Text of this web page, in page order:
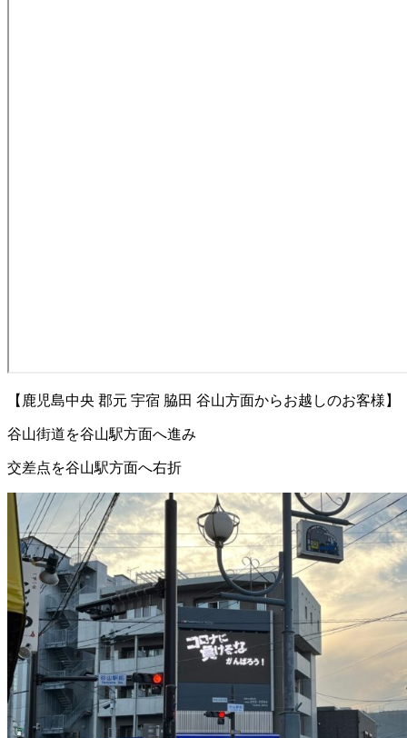
【鹿児島中央 郡元 宇宿 脇田 谷山方面からお越しのお客様】
谷山街道を谷山駅方面へ進み
交差点を谷山駅方面へ右折